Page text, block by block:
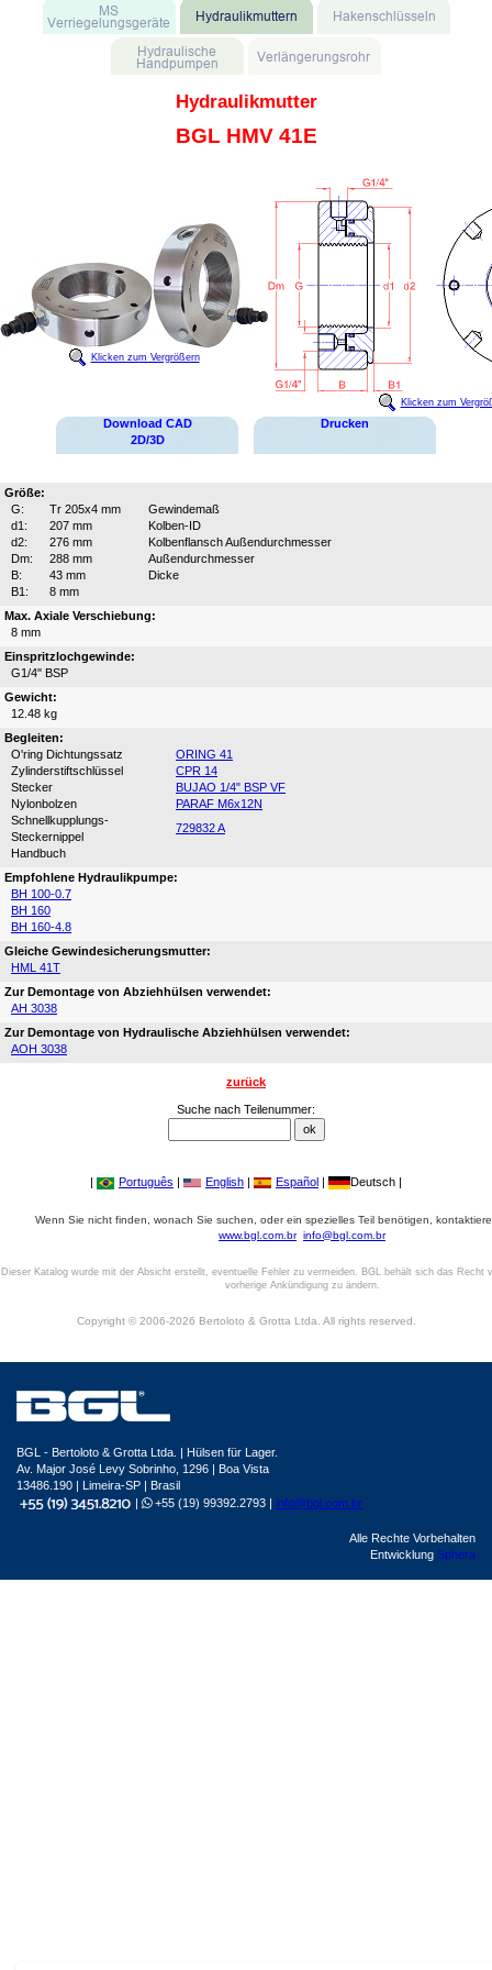
Hydraulikmutter
BGL HMV 41E
Klicken zum Vergrößern
Klicken zum
Download CAD
2D/3D
Drucken
Größe:
G:
Tr 205x4 mm
Gewindemaß
d1:
207 mm
Kolben-ID
d2:
276 mm
Kolbenflansch Außendurchmesser
Dm:
288 mm
Außendurchmesser
B:
43 mm
Dicke
B1:
8 mm
Max. Axiale Verschiebung:
8 mm
Einspritzlochgewinde:
G1/4" BSP
Gewicht:
12.48 kg
Begleiten:
O'ring Dichtungssatz
ORING 41
Zylinderstiftschlüssel
CPR 14
Stecker
BUJAO 1/4" BSP VF
Nylonbolzen
PARAF M6x12N
Schnellkupplungs-
Steckernippel
729832 A
Handbuch
Empfohlene Hydraulikpumpe:
BH 100-0.7
BH 160
BH 160-4.8
Gleiche Gewindesicherungsmutter:
HML 41T
Zur Demontage von Abziehhülsen verwendet:
AH 3038
Zur Demontage von Hydraulische Abziehhülsen verwendet:
AOH 3038
zurück
Suche nach Teilenummer:
| Português | English | Español | Deutsch |
Wenn Sie nicht finden, wonach Sie suchen, oder ein spezielles Teil benötigen,
www.bgl.com.br info@bgl.com.br
Dieser Katalog wurde mit der Absicht erstellt, eventuelle Fehler zu vermeiden. BGL behält sich das Recht
vorherige Ankündigung zu ändern.
Copyright © 2006-2026 Bertoloto & Grotta Ltda. All rights reserved.
BGL - Bertoloto & Grotta Ltda. | Hülsen für Lager.
Av. Major José Levy Sobrinho, 1296 | Boa Vista
13486.190 | Limeira-SP | Brasil
|
+55 (19) 99392.2793 | info@bgl.com.br
Alle Rechte Vorbehalten
Entwicklung Sphera